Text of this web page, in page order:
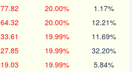
77.82 20.00% 1.17%
64.32 20.00% 12.21%
33.61 19.99% 11.69%
27.85 19.99% 32.20%
19.03 19.99% 5.84%